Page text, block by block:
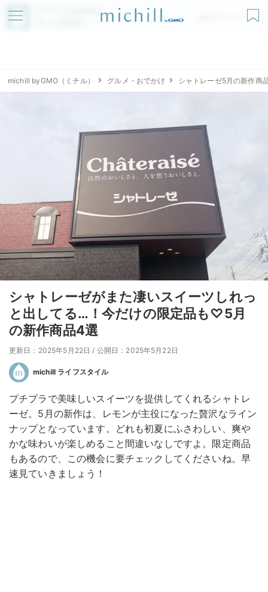
アプリでmichillが
無料ダウンロード
michill byGMO（ミチル） グルメ・おでかけ シャトレーゼ5月の新作商
シャトレーゼがまた凄いスイーツしれっ
と出してる…！今だけの限定品も♡5月
の新作商品4選
更新日：2025年5月22日 / 公開日：2025年5月22日
michill ライフスタイル
プチプラで美味しいスイーツを提供してくれるシャトレ
ーゼ。5月の新作は、レモンが主役になった贅沢なライン
ナップとなっています。どれも初夏にふさわしい、爽や
かな味わいが楽しめること間違いなしですよ。限定商品
もあるので、この機会に要チェックしてくださいね。早
速見ていきましょう！